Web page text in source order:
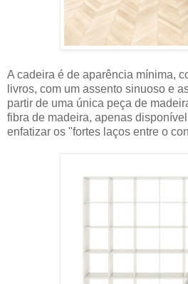
A cadeira é de aparência mínima,
livros, com um assento sinuoso e
partir de uma única peça de
fibra de madeira, apenas
enfatizar os "fortes laços entre o